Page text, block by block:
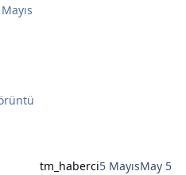
tm_haberci5 MayısMay 5